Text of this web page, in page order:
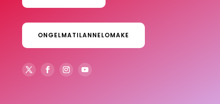
ONGELMATILANNELOMAKE